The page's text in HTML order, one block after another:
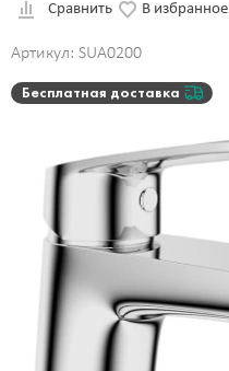
Сравнить В избранное
Артикул: SUA0200
Бесплатная доставка